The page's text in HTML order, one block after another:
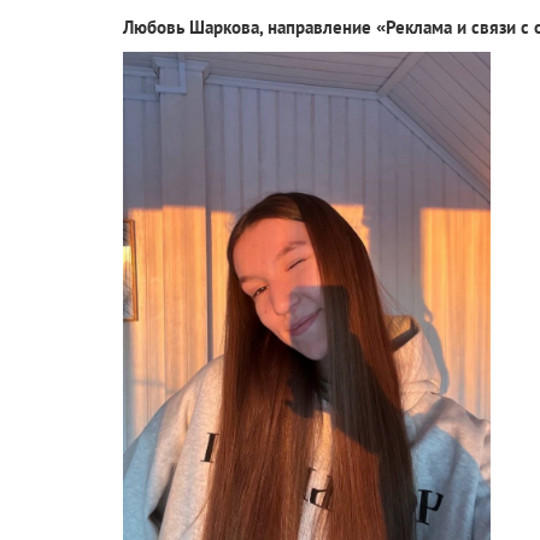
Любовь Шаркова, направление «Реклама и связи с